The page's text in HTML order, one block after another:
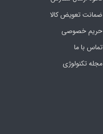
ضمانت تعویض کالا
حریم خصوصی
تماس با ما
مجله تکنولوژی